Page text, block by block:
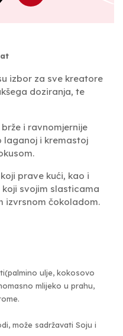
izbor za sve kreatore
doziranja, te
i ravnomjernije
laganoj i kremastoj
prave kući, kao i
svojim slasticama
izvrsnom čokoladom.
ulje, kokosovo
mlijeko u prahu,
može sadržavati Soju i